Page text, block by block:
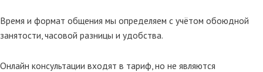
Время и формат общения мы определяем с учётом обоюдной
занятости, часовой разницы и удобства.
Онлайн консультации входят в тариф, но не являются